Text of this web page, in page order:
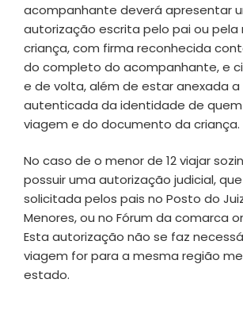
acompanhante deverá apresentar
autorização escrita pelo pai ou pela
criança, com firma reconhecida
do completo do acompanhante, e
e de volta, além de estar anexada
autenticada da identidade de
viagem e do documento da criança.
No caso de o menor de 12 viajar
possuir uma autorização judicial,
solicitada pelos pais no Posto do
Menores, ou no Fórum da comarca
Esta autorização não se faz
viagem for para a mesma região
estado.